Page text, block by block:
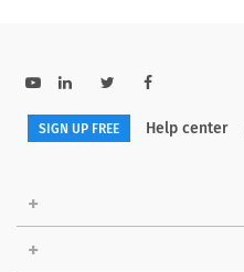
Help center
SIGN UP FREE